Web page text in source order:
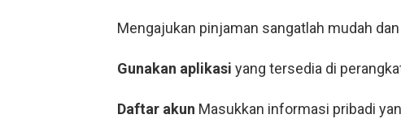
Mengajukan pinjaman sangatlah mudah
Gunakan aplikasi yang tersedia di
Daftar akun Masukkan informasi pribadi